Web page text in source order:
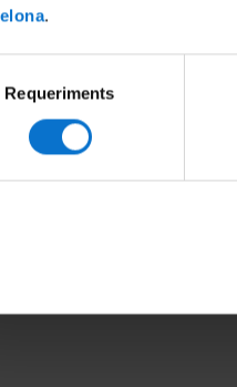
.
Requeriments